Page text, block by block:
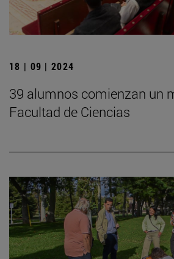
18 | 09 | 2024
39 alumnos comienzan un
Facultad de Ciencias